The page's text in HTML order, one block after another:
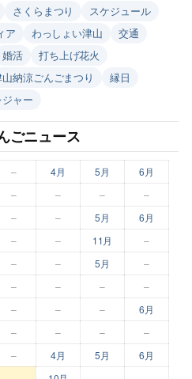
さくらまつり
スケジュール
ア わっしょい津山
交通
婚活
打ち上げ花火
納涼ごんごまつり
縁日
ャー
ごニュース
– 4月 5月
6月
– – – –
– – 5月
6月
– – 11月 –
– – 5月
–
– – – –
– – –
6月
– – – –
– 4月 5月
6月